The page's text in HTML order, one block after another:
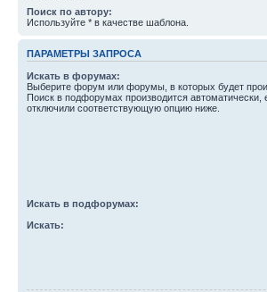
Поиск по автору:
Используйте * в качестве шаблона.
ПАРАМЕТРЫ ЗАПРОСА
Искать в форумах:
Выберите форум или форумы, в которых будет
Поиск в подфорумах производится автоматически,
отключили соответствующую опцию ниже.
Искать в подфорумах:
Искать: